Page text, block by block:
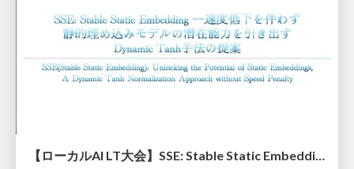
【ローカルAI LT大会】SSE: Stable Static Embedding ー速度低下を伴わず 静的埋め込みモデルの潜在能力を引き出す Dynamic Tanh手法の提案